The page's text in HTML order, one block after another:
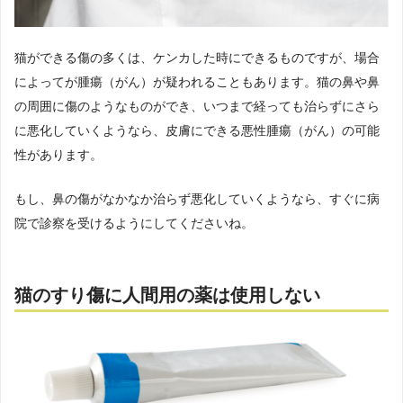
猫ができる傷の多くは、ケンカした時にできるものですが、場合
によってが腫瘍（がん）が疑われることもあります。猫の鼻や鼻
の周囲に傷のようなものができ、いつまで経っても治らずにさら
に悪化していくようなら、皮膚にできる悪性腫瘍（がん）の可能
性があります。
もし、鼻の傷がなかなか治らず悪化していくようなら、すぐに病
院で診察を受けるようにしてくださいね。
猫のすり傷に人間用の薬は使用しない